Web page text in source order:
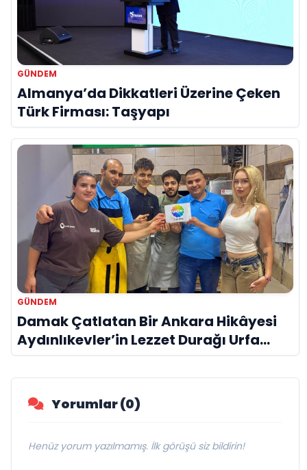
GÜNDEM
Almanya’da Dikkatleri Üzerine Çeken
Türk Firması: Taşyapı
GÜNDEM
Damak Çatlatan Bir Ankara Hikâyesi
Aydınlıkevler’in Lezzet Durağı Urfa
Damak
Yorumlar (0)
Henüz yorum yazılmamış. İlk görüşü siz bildirin!